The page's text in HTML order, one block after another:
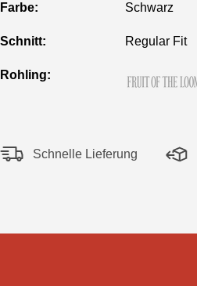
Farbe: Schwarz
Schnitt: Regular Fit
Rohling:
Schnelle Lieferung